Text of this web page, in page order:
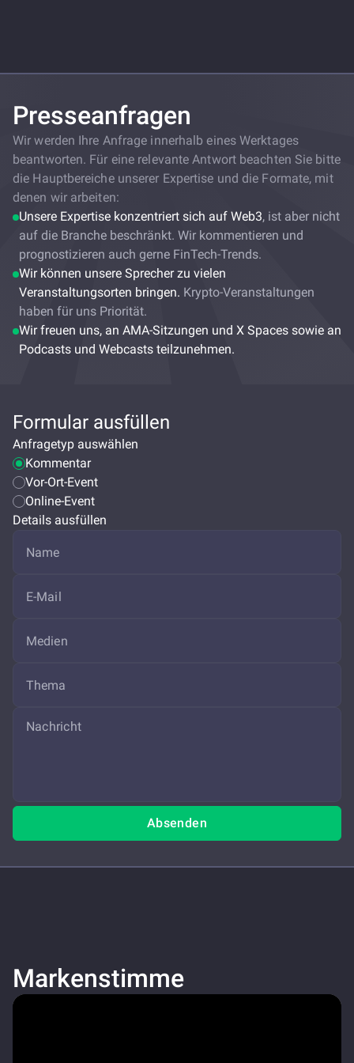
Maximum Flexibility Without
Sub-2-
Presseanfragen
Wir werden Ihre Anfrage innerhalb eines Werktages
beantworten. Für eine relevante Antwort beachten Sie bitte
die Hauptbereiche unserer Expertise und die Formate, mit
denen wir arbeiten:
Unsere Expertise konzentriert sich auf Web3, ist aber nicht
auf die Branche beschränkt. Wir kommentieren und
prognostizieren auch gerne FinTech-Trends.
Wir können unsere Sprecher zu vielen
Veranstaltungsorten bringen. Krypto-Veranstaltungen
haben für uns Priorität.
Wir freuen uns, an AMA-Sitzungen und X Spaces sowie an
Podcasts und Webcasts teilzunehmen.
Formular ausfüllen
Anfragetyp auswählen
Kommentar
Vor-Ort-Event
Online-Event
Details ausfüllen
Absenden
Markenstimme